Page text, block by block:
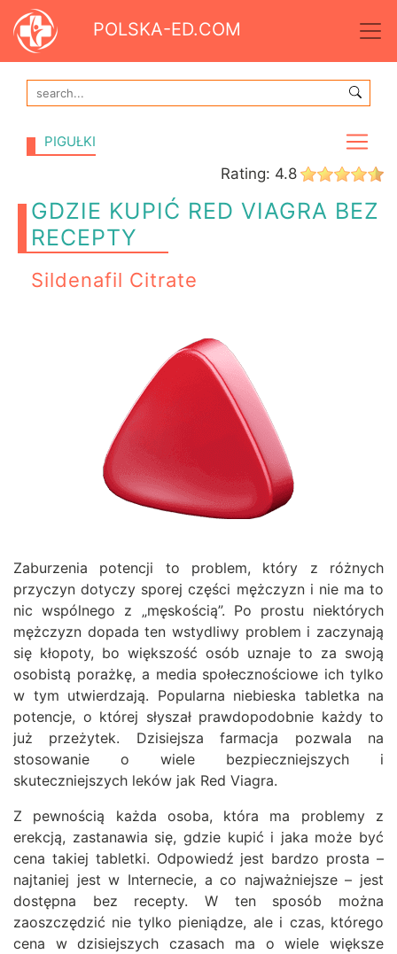
POLSKA-ED.COM
PIGUŁKI
GDZIE KUPIĆ RED VIAGRA BEZ
RECEPTY
Sildenafil Citrate
Zaburzenia potencji to problem, który z różnych
przyczyn dotyczy sporej części mężczyzn i nie ma to
nic wspólnego z „męskością”. Po prostu niektórych
mężczyzn dopada ten wstydliwy problem i zaczynają
się kłopoty, bo większość osób uznaje to za swoją
osobistą porażkę, a media społecznościowe ich tylko
w tym utwierdzają. Popularna niebieska tabletka na
potencje, o której słyszał prawdopodobnie każdy to
już przeżytek. Dzisiejsza farmacja pozwala na
stosowanie o wiele bezpieczniejszych i
skuteczniejszych leków jak Red Viagra.
Z pewnością każda osoba, która ma problemy z
erekcją, zastanawia się, gdzie kupić i jaka może być
cena takiej tabletki. Odpowiedź jest bardzo prosta –
najtaniej jest w Internecie, a co najważniejsze – jest
dostępna bez recepty. W ten sposób można
zaoszczędzić nie tylko pieniądze, ale i czas, którego
cena w dzisiejszych czasach ma o wiele większe
Rating: 4.8